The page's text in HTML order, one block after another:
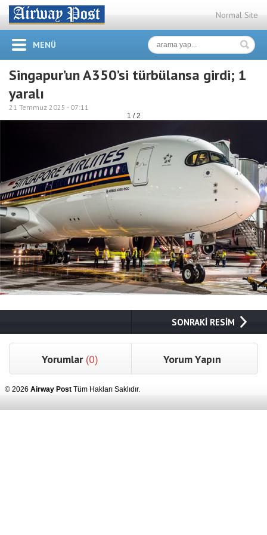
Normal Site
MENÜ
Singapur’un A350’si türbülansa girdi; 1
yaralı
21 Temmuz 2025 - 07:11
1 / 2
SONRAKİ RESİM
Yorumlar (0) Yorum Yapın
© 2026 Airway Post Tüm Hakları Saklıdır.